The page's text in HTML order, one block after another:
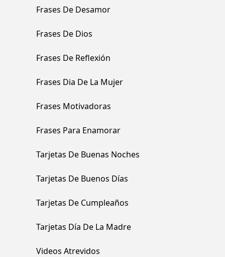
Frases De Desamor
Frases De Dios
Frases De Reflexión
Frases Dia De La Mujer
Frases Motivadoras
Frases Para Enamorar
Tarjetas De Buenas Noches
Tarjetas De Buenos Días
Tarjetas De Cumpleaños
Tarjetas Día De La Madre
Videos Atrevidos